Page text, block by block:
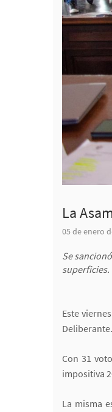
La
05 de enero
Se
superficies.
Este
Deliberante.
Con 31
impositiva
La misma